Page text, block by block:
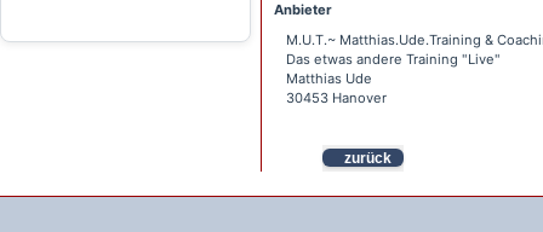
Anbieter
M.U.T.~ Matthias.Ude.Training &
Das etwas andere Training "Live"
Matthias Ude
30453 Hanover
zurück